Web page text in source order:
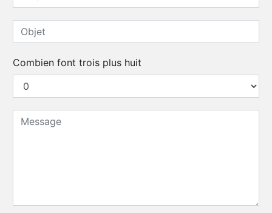
Combien font trois plus huit